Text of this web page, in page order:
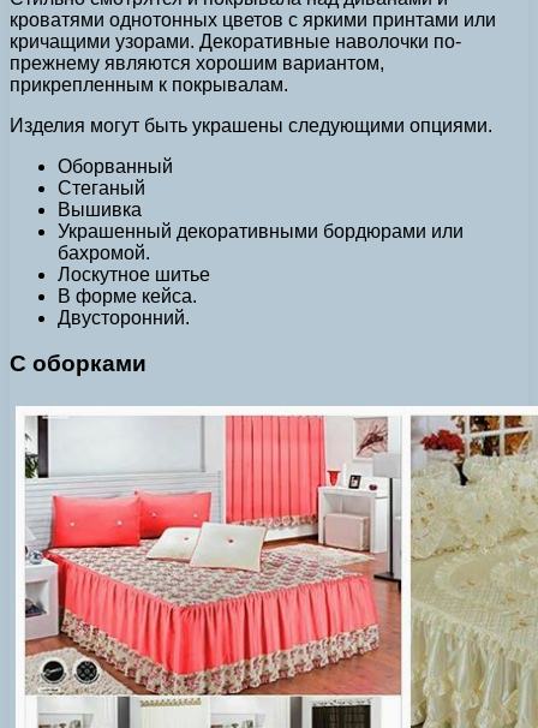
кроватями однотонных цветов с яркими принтами или
кричащими узорами. Декоративные наволочки по-
прежнему являются хорошим вариантом,
прикрепленным к покрывалам.
Изделия могут быть украшены следующими опциями.
Оборванный
Стеганый
Вышивка
Украшенный декоративными бордюрами или
бахромой.
Лоскутное шитье
В форме кейса.
Двусторонний.
С оборками